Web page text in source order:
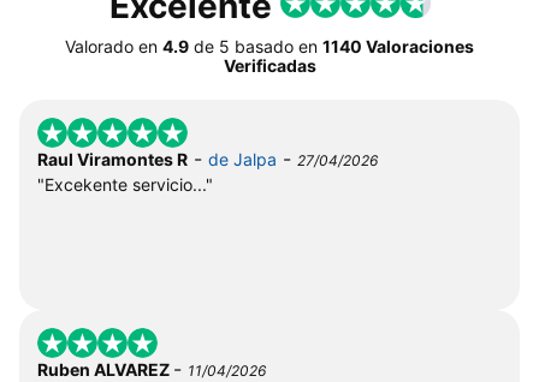
Valorado en 4.9 de 5 basado en 1140 Valoraciones
Verificadas
Raul Viramontes R - de Jalpa - 27/04/2026
"Excekente servicio..."
Ruben ALVAREZ - 11/04/2026